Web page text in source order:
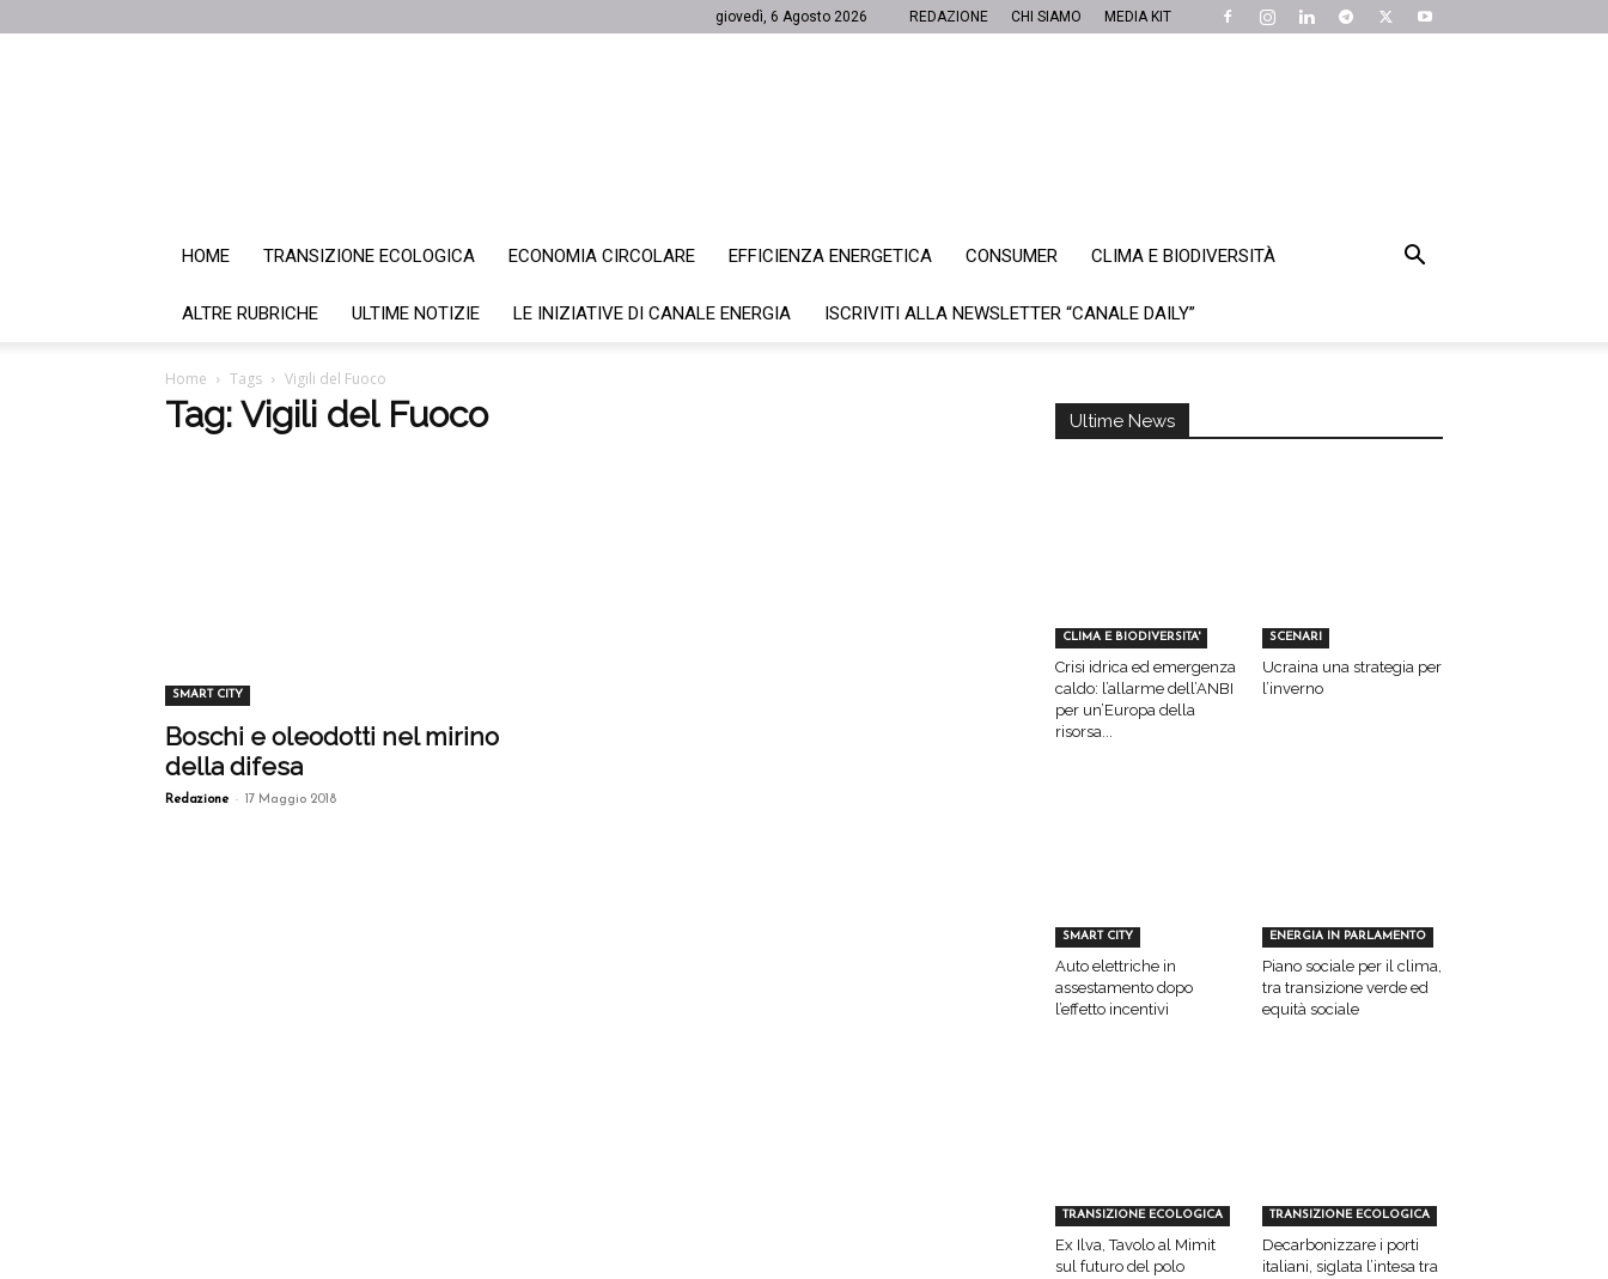
giovedì, 6 Agosto 2026 REDAZIONE CHI SIAMO MEDIA KIT
HOME TRANSIZIONE ECOLOGICA ECONOMIA CIRCOLARE EFFICIENZA ENERGETICA CONSUMER CLIMA E BIODIVERSITÀ
ALTRE RUBRICHE ULTIME NOTIZIE LE INIZIATIVE DI CANALE ENERGIA ISCRIVITI ALLA NEWSLETTER “CANALE DAILY”
Home Tags Vigili del Fuoco
Tag: Vigili del Fuoco
SMART CITY
Boschi e oleodotti nel mirino
della difesa
Redazione - 17 Maggio 2018
Ultime News
CLIMA E BIODIVERSITA'
Crisi idrica ed emergenza
caldo: l’allarme dell’ANBI
per un’Europa della
risorsa...
SCENARI
Ucraina una strategia per
l’inverno
SMART CITY
Auto elettriche in
assestamento dopo
l’effetto incentivi
ENERGIA IN PARLAMENTO
Piano sociale per il clima,
tra transizione verde ed
equità sociale
TRANSIZIONE ECOLOGICA
Ex Ilva, Tavolo al Mimit
sul futuro del polo
TRANSIZIONE ECOLOGICA
Decarbonizzare i porti
italiani, siglata l’intesa tra